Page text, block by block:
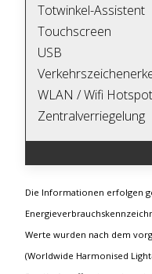
Totwinkel-Assistent
Touchscreen
USB
WLAN / Wifi Hotspot
Zentralverriegelung
Die Informationen erfolgen
Werte wurden nach dem
(Worldwide Harmonised